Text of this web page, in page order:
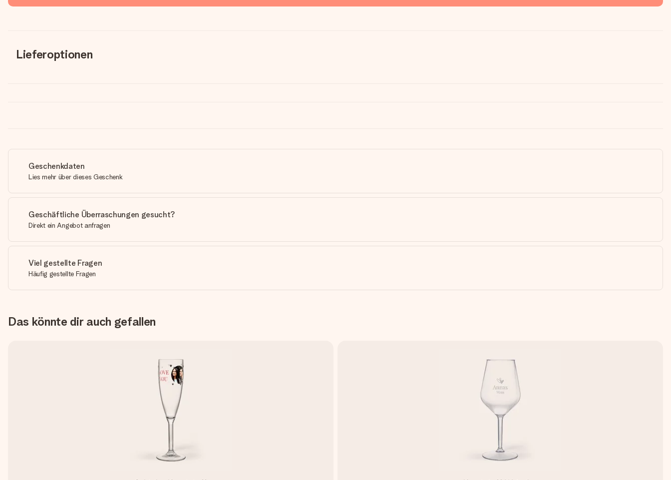
Lieferoptionen
Geschenkdaten
Lies mehr über dieses Geschenk
Geschäftliche Überraschungen gesucht?
Direkt ein Angebot anfragen
Viel gestellte Fragen
Häufig gestellte Fragen
Das könnte dir auch gefallen